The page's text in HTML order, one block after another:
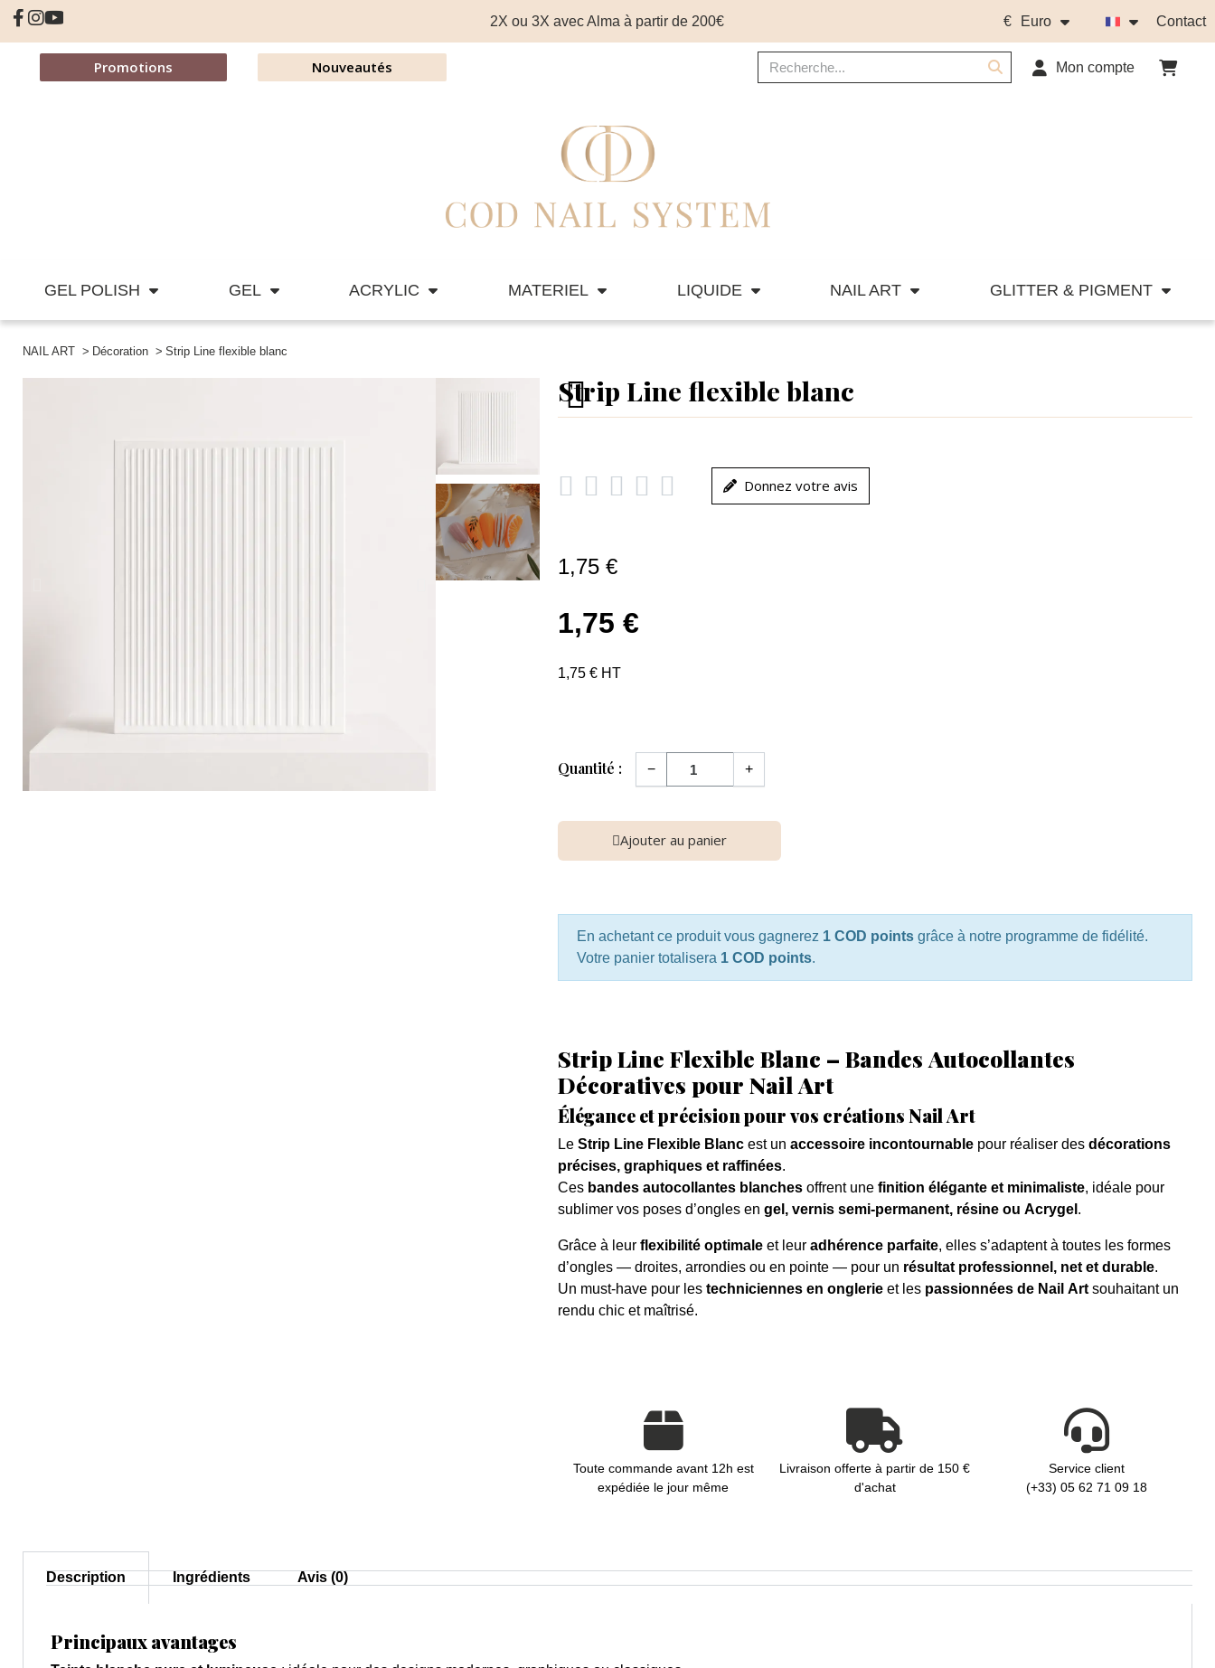
2X ou 3X avec Alma à partir de 200€ € Euro Contact
Promotions Nouveautés Mon compte
GEL POLISH GEL ACRYLIC MATERIEL LIQUIDE NAIL ART GLITTER & PIGMENT
NAIL ART Décoration Strip Line flexible blanc
Strip Line flexible blanc
     Donnez votre avis
1,75 €
1,75 €
1,75 € HT
Quantité : − +
Ajouter au panier
En achetant ce produit vous gagnerez 1 COD pointsgrâce à notre programme de fidélité.
Votre panier totalisera 1 COD points.
Strip Line Flexible Blanc – Bandes Autocollantes
Décoratives pour Nail Art
Élégance et précision pour vos créations Nail Art
Le Strip Line Flexible Blancest un accessoire incontournablepour réaliser des décorations
précises, graphiques et raffinées.
Ces bandes autocollantes blanchesoffrent une finition élégante et minimaliste, idéale pour
sublimer vos poses d’ongles en gel, vernis semi-permanent, résine ou Acrygel .
Grâce à leur flexibilité optimaleet leur adhérence parfaite, elles s’adaptent à toutes les formes
d’ongles — droites, arrondies ou en pointe — pour un résultat professionnel, net et durable.
Un must-have pour les techniciennes en onglerieet les passionnées de Nail Artsouhaitant un
rendu chic et maîtrisé.
Toute commande avant 12h est
expédiée le jour même
Livraison offerte à partir de 150 €
d'achat
Service client
(+33) 05 62 71 09 18
Description Ingrédients Avis (0)
Principaux avantages